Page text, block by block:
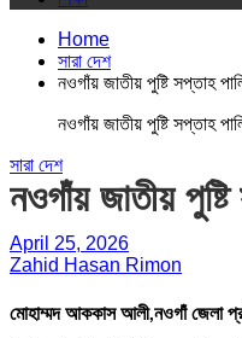
Home
সারা দেশ
নওগাঁয় জাতীয় পুষ্টি সপ্তাহ
নওগাঁয় জাতীয় পুষ্টি সপ্তাহ
সারা দেশ
নওগাঁয় জাতীয়
April 25, 2026
Zahid Hasan Rimon
মোহাম্মদ আককাস আলী,নওগাঁ জেলা